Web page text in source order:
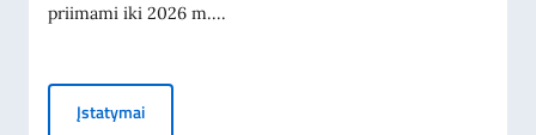
priimami iki 2026 m....
ĮstatymaiSkelbimas apie parduodamą automobilį